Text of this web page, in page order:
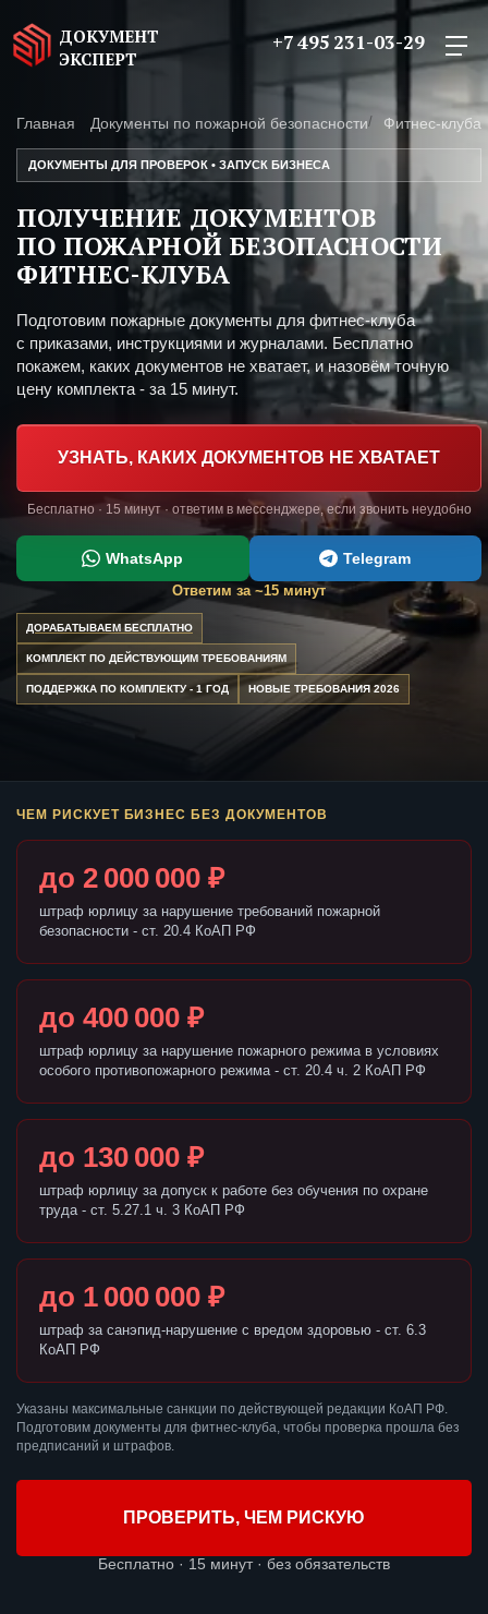
ДОКУМЕНТ
ЭКСПЕРТ
+7 495 231-03-29
Главная Документы по пожарной безопасности Фитнес-клуба
ДОКУМЕНТЫ ДЛЯ ПРОВЕРОК • ЗАПУСК БИЗНЕСА
ПОЛУЧЕНИЕ ДОКУМЕНТОВ
ПО ПОЖАРНОЙ БЕЗОПАСНОСТИ
ФИТНЕС-КЛУБА
Подготовим пожарные документы для фитнес-клуба
с приказами, инструкциями и журналами. Бесплатно
покажем, каких документов не хватает, и назовём точную
цену комплекта - за 15 минут.
УЗНАТЬ, КАКИХ ДОКУМЕНТОВ НЕ ХВАТАЕТ
Бесплатно · 15 минут · ответим в мессенджере, если звонить неудобно
WhatsApp Telegram
Ответим за ~15 минут
ДОРАБАТЫВАЕМ БЕСПЛАТНО
КОМПЛЕКТ ПО ДЕЙСТВУЮЩИМ ТРЕБОВАНИЯМ
ПОДДЕРЖКА ПО КОМПЛЕКТУ - 1 ГОД НОВЫЕ ТРЕБОВАНИЯ 2026
ЧЕМ РИСКУЕТ БИЗНЕС БЕЗ ДОКУМЕНТОВ
до 2 000 000 ₽
штраф юрлицу за нарушение требований пожарной
безопасности - ст. 20.4 КоАП РФ
до 400 000 ₽
штраф юрлицу за нарушение пожарного режима в условиях
особого противопожарного режима - ст. 20.4 ч. 2 КоАП РФ
до 130 000 ₽
штраф юрлицу за допуск к работе без обучения по охране
труда - ст. 5.27.1 ч. 3 КоАП РФ
до 1 000 000 ₽
штраф за санэпид-нарушение с вредом здоровью - ст. 6.3
КоАП РФ
Указаны максимальные санкции по действующей редакции КоАП РФ.
Подготовим документы для фитнес-клуба, чтобы проверка прошла без
предписаний и штрафов.
ПРОВЕРИТЬ, ЧЕМ РИСКУЮ
Бесплатно · 15 минут · без обязательств